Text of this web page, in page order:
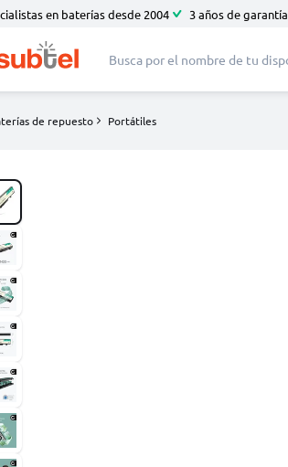
en baterías desde 2004 3 años de garantía
de repuesto Portátiles